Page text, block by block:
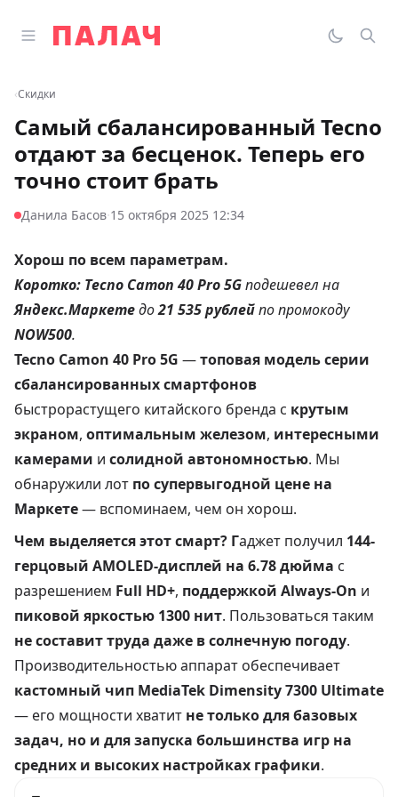
Открыть главное меню
Палач
‹Скидки
Самый сбалансированный Tecno
отдают за бесценок. Теперь его
точно стоит брать
Данила Басов·15 октября 2025 12:34
Хорош по всем параметрам.
Коротко: Tecno Camon 40 Pro 5Gподешевел на
Яндекс.Маркетедо21 535 рублейпо промокоду
NOW500.
Tecno Camon 40 Pro 5G —топовая модель серии
сбалансированных смартфонов
быстрорастущего китайского бренда с крутым
экраном, оптимальным железом, интересными
камерами и солидной автономностью. Мы
обнаружили лот по супервыгодной цене на
Маркете— вспоминаем, чем он хорош.
Чем выделяется этот смарт? Гаджет получил 144-
герцовый AMOLED-дисплей на 6.78 дюйма с
разрешением Full HD+, поддержкой Always-On и
пиковой яркостью 1300 нит. Пользоваться таким
не составит труда даже в солнечную погоду.
Производительностью аппарат обеспечивает
кастомный чип MediaTek Dimensity 7300 Ultimate
— его мощности хватит не только для базовых
задач, но и для запуска большинства игр на
средних и высоких настройках графики.